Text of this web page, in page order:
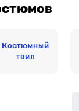
Костюмный
твил